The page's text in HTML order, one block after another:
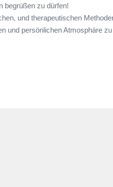
begrüßen zu dürfen!
und therapeutischen
persönlichen Atmosphäre